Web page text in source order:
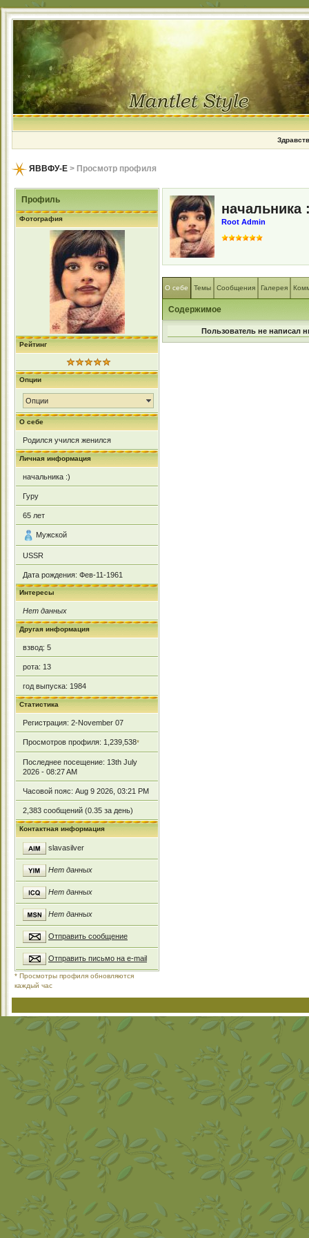
ЯВВФУ-Е > Просмотр профиля
Профиль
Фотография
Рейтинг
Опции
Опции
О себе
Родился учился женился
Личная информация
начальника :)
Гуру
65 лет
Мужской
USSR
Дата рождения: Фев-11-1961
Интересы
Нет данных
Другая информация
взвод: 5
рота: 13
год выпуска: 1984
Статистика
Регистрация: 2-November 07
Просмотров профиля: 1,239,538*
Последнее посещение: 13th July
2026 - 08:27 AM
Часовой пояс: Aug 9 2026, 03:21 PM
2,383 сообщений (0.35 за день)
Контактная информация
slavasilver
Нет данных
Нет данных
Нет данных
Отправить сообщение
Отправить письмо на e-mail
* Просмотры профиля обновляются
каждый час
начальника
Root Admin
О себе Темы Сообщения Галерея
Содержимое
Пользователь не написал